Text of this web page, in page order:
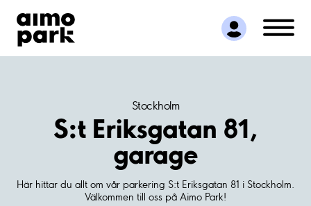
Hitta parkering
Samarbete
Kundservice
Stockholm
S:t Eriksgatan 81,
garage
Här hittar du allt om vår parkering S:t Eriksgatan 81 i Stockholm.
Välkommen till oss på Aimo Park!